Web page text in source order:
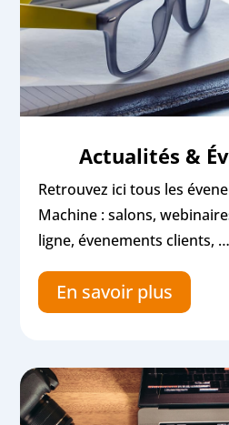
Actualités &
Retrouvez ici tous les
Machine : salons,
ligne, évenements clients, …
En savoir plus